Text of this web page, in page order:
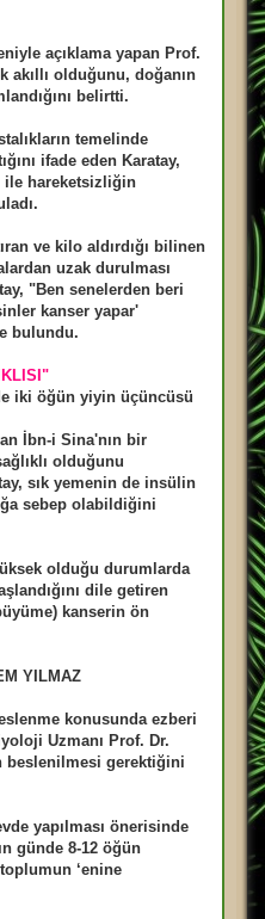
açıklama yapan Prof.
akıllı olduğunu, doğanın
belirtti.
temelinde
ifade eden Karatay,
ile hareketsizliğin
ve kilo aldırdığı bilinen
uzak durulması
"Ben senelerden beri
kanser yapar'
bulundu.
iki öğün yiyin üçüncüsü
İbn-i Sina'nın bir
olduğunu
sık yemenin de insülin
sebep olabildiğini
olduğu durumlarda
dile getiren
kanserin ön
YILMAZ
konusunda ezberi
Uzmanı Prof. Dr.
beslenilmesi gerektiğini
yapılması önerisinde
günde 8-12 öğün
‘enine